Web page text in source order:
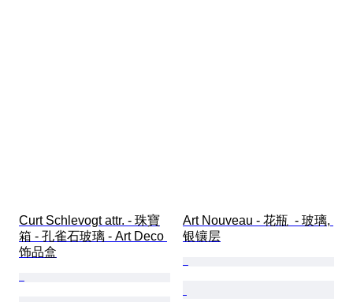
Curt Schlevogt attr. - 珠寶
箱 - 孔雀石玻璃 - Art Deco
饰品盒
Art Nouveau - 花瓶  - 玻璃,
银镶层